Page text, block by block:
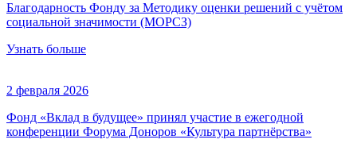
Благодарность Фонду за Методику оценки решений с учётом
социальной значимости (МОРСЗ)
Узнать больше
2 февраля 2026
Фонд «Вклад в будущее» принял участие в ежегодной
конференции Форума Доноров «Культура партнёрства»